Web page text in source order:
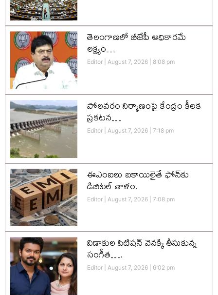
తెలంగాణలో బీజేపీ అధికారమే
లక్ష్యం…
Editor August 7, 2026 8:08 pm
పోలవరం నిర్మాణంపై కేంద్రం కీలక
ప్రకటన…
Editor August 7, 2026 7:18 pm
ఈఎంఐలు బకాయిలైతే ఫోన్‌కు
డిజిటల్ తాళం.
Editor August 7, 2026 7:08 pm
విడాకుల పిటిషన్ వెనక్కి తీసుకున్న
సంగీత….
Editor August 7, 2026 6:02 pm